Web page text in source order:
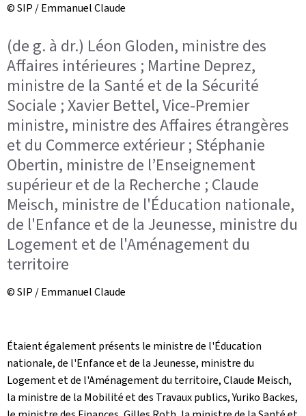
© SIP / Emmanuel Claude
(de g. à dr.) Léon Gloden, ministre des
Affaires intérieures ; Martine Deprez,
ministre de la Santé et de la Sécurité
Sociale ; Xavier Bettel, Vice-Premier
ministre, ministre des Affaires étrangères
et du Commerce extérieur ; Stéphanie
Obertin, ministre de l’Enseignement
supérieur et de la Recherche ; Claude
Meisch, ministre de l'Éducation nationale,
de l'Enfance et de la Jeunesse, ministre du
Logement et de l'Aménagement du
territoire
© SIP / Emmanuel Claude
Étaient également présents le ministre de l'Éducation
nationale, de l'Enfance et de la Jeunesse, ministre du
Logement et de l'Aménagement du territoire, Claude Meisch,
la ministre de la Mobilité et des Travaux publics, Yuriko Backes,